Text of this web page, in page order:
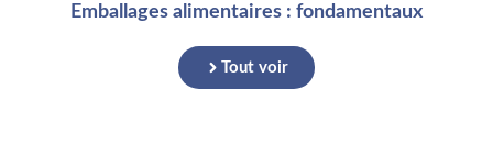
Emballages alimentaires : fondamentaux
Tout voir